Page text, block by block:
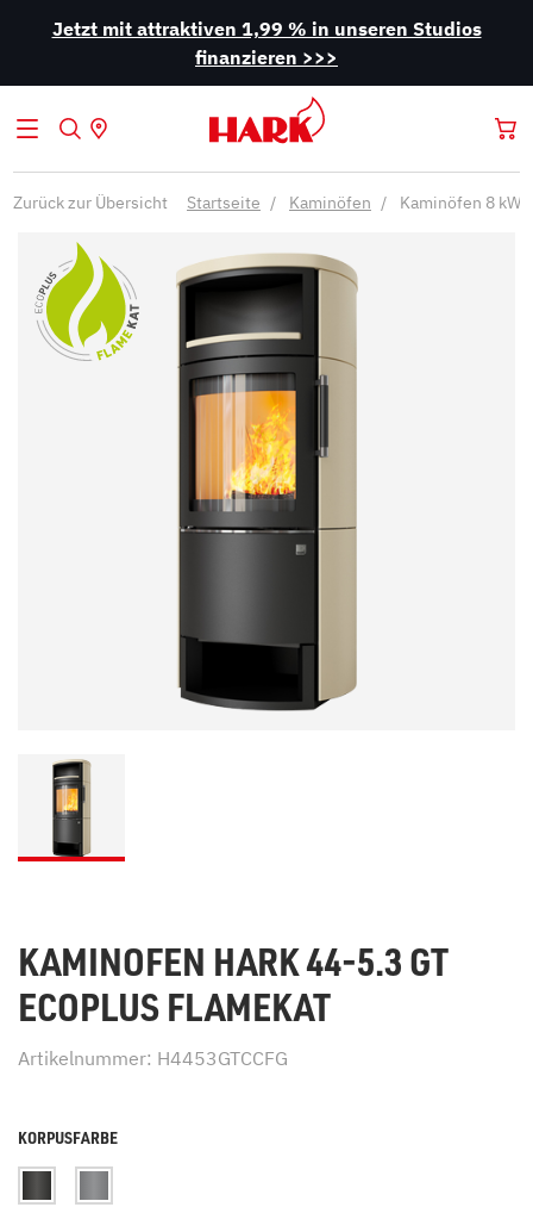
Jetzt mit attraktiven 1,99 % in unseren Studios
finanzieren >>>
Zurück zur Übersicht Startseite Kaminöfen Kaminöfen 8 kW
KAMINOFEN HARK 44-5.3 GT
ECOPLUS FLAMEKAT
Artikelnummer: H4453GTCCFG
KORPUSFARBE